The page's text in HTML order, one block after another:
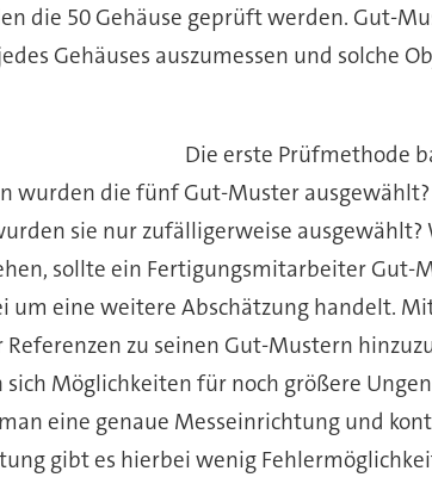
die 50 Gehäuse geprüft werden. Gut-
Gehäuses auszumessen und solche
Die erste Prüfmethode
wurden die fünf Gut-Muster
sie nur zufälligerweise
sollte ein Fertigungsmitarbeiter Gut-
um eine weitere Abschätzung handelt.
zu seinen Gut-Mustern
sich Möglichkeiten für noch größere
eine genaue Messeinrichtung und
gibt es hierbei wenig